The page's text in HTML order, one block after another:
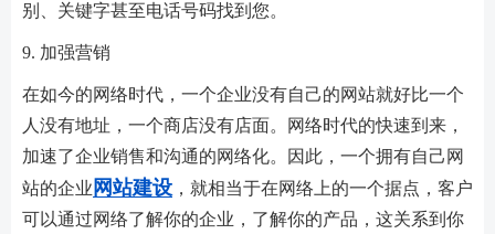
别、关键字甚至电话号码找到您。
9. 加强营销
在如今的网络时代，一个企业没有自己的网站就好比一个
人没有地址，一个商店没有店面。网络时代的快速到来，
加速了企业销售和沟通的网络化。因此，一个拥有自己网
站的企业 网站建设 ，就相当于在网络上的一个据点，客户
可以通过网络了解你的企业，了解你的产品，这关系到你